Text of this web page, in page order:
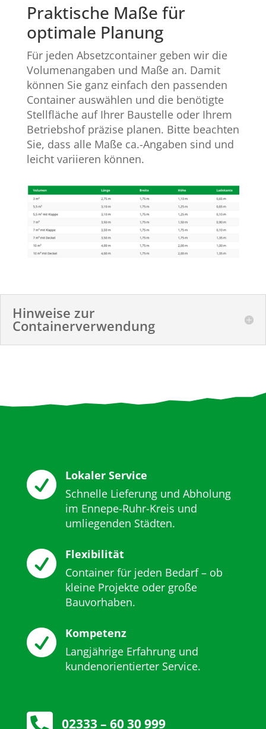
Praktische Maße für
optimale Planung
Für jeden Absetzcontainer geben wir die
Volumenangaben und Maße an. Damit
können Sie ganz einfach den passenden
Container auswählen und die benötigte
Stellfläche auf Ihrer Baustelle oder Ihrem
Betriebshof präzise planen. Bitte beachten
Sie, dass alle Maße ca.-Angaben sind und
leicht variieren können.
Hinweise zur
Containerverwendung

Lokaler Service
Schnelle Lieferung und Abholung
im Ennepe-Ruhr-Kreis und
umliegenden Städten.

Flexibilität
Container für jeden Bedarf – ob
kleine Projekte oder große
Bauvorhaben.

Kompetenz
Langjährige Erfahrung und
kundenorientierter Service.
02333 – 60 30 999